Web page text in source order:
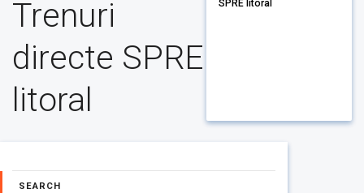
Trenuri
directe SPRE
litoral
SPRE litoral
SEARCH